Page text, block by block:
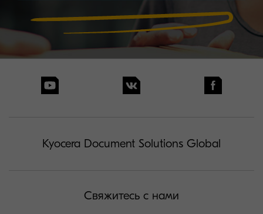
Kyocera Document Solutions Global
Свяжитесь с нами